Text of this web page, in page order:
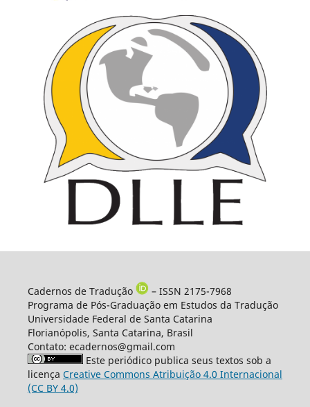
Cadernos de Tradução
– ISSN 2175-7968
Programa de Pós-Graduação em Estudos da Tradução
Universidade Federal de Santa Catarina
Florianópolis, Santa Catarina, Brasil
Contato: ecadernos@gmail.com
Este periódico publica seus textos sob a
licença Creative Commons Atribuição 4.0 Internacional
(CC BY 4.0)